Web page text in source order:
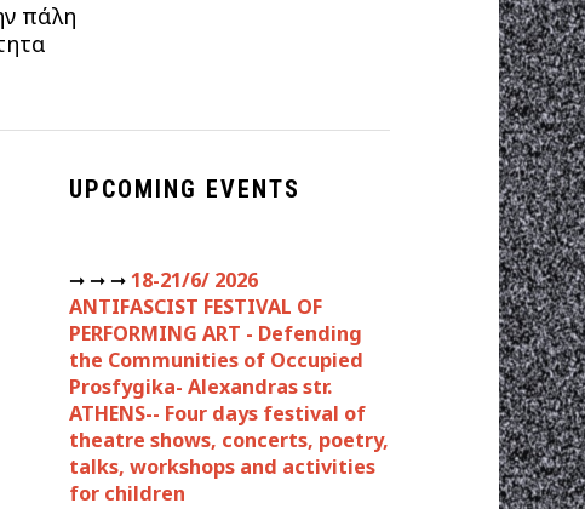
πάλη
UPCOMING EVENTS
➞ ➞ ➞ 18-21/6/ 2026
ANTIFASCIST FESTIVAL OF
PERFORMING ART - Defending
the Communities of Occupied
Prosfygika- Alexandras str.
ATHENS-- Four days festival of
theatre shows, concerts, poetry,
talks, workshops and activities
for children